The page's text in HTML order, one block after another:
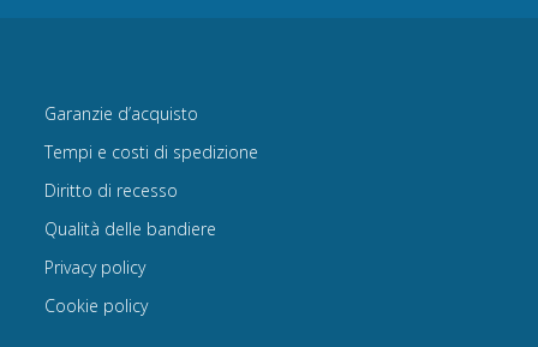
Garanzie d’acquisto
Tempi e costi di spedizione
Diritto di recesso
Qualità delle bandiere
Privacy policy
Cookie policy